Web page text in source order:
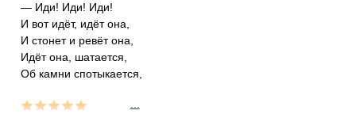
— Иди! Иди! Иди!
И вот идёт, идёт она,
И стонет и ревёт она,
Идёт она, шатается,
Об камни спотыкается,